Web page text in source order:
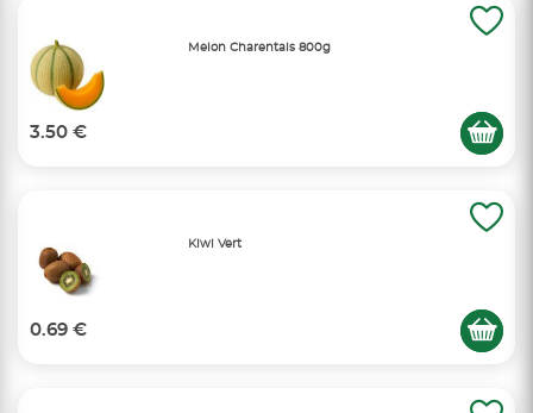
Melon Charentais 800g
3.50 €
Kiwi Vert
0.69 €